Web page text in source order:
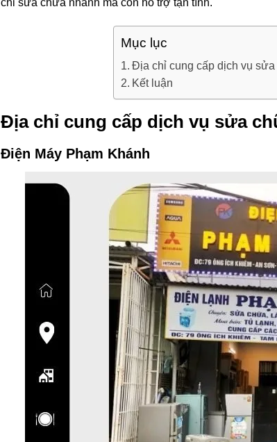
chỉ sửa chữa nhanh mà còn hỗ trợ tận tình.
Mục lục
Địa chỉ cung cấp dịch vụ
Kết luận
Địa chỉ cung cấp dịch vụ sửa
Điện Máy Phạm Khánh